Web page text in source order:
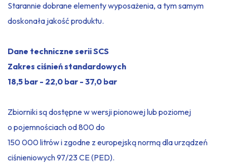
Starannie dobrane elementy wyposażenia, a tym samym
doskonała jakość produktu.
Dane techniczne serii SCS
Zakres ciśnień standardowych
18,5 bar - 22,0 bar - 37,0 bar
Zbiorniki są dostępne w wersji pionowej lub poziomej
o pojemnościach od 800 do
150 000 litrów i zgodne z europejską normą dla urządzeń
ciśnieniowych 97/23 CE (PED).